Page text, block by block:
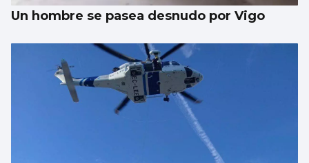
Un hombre se pasea desnudo por Vigo